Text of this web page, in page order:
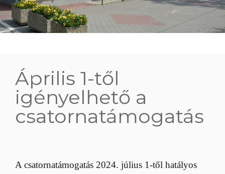
Április 1-től
igényelhető a
csatornatámogatás
A csatornatámogatás 2024. július 1-től hatályos